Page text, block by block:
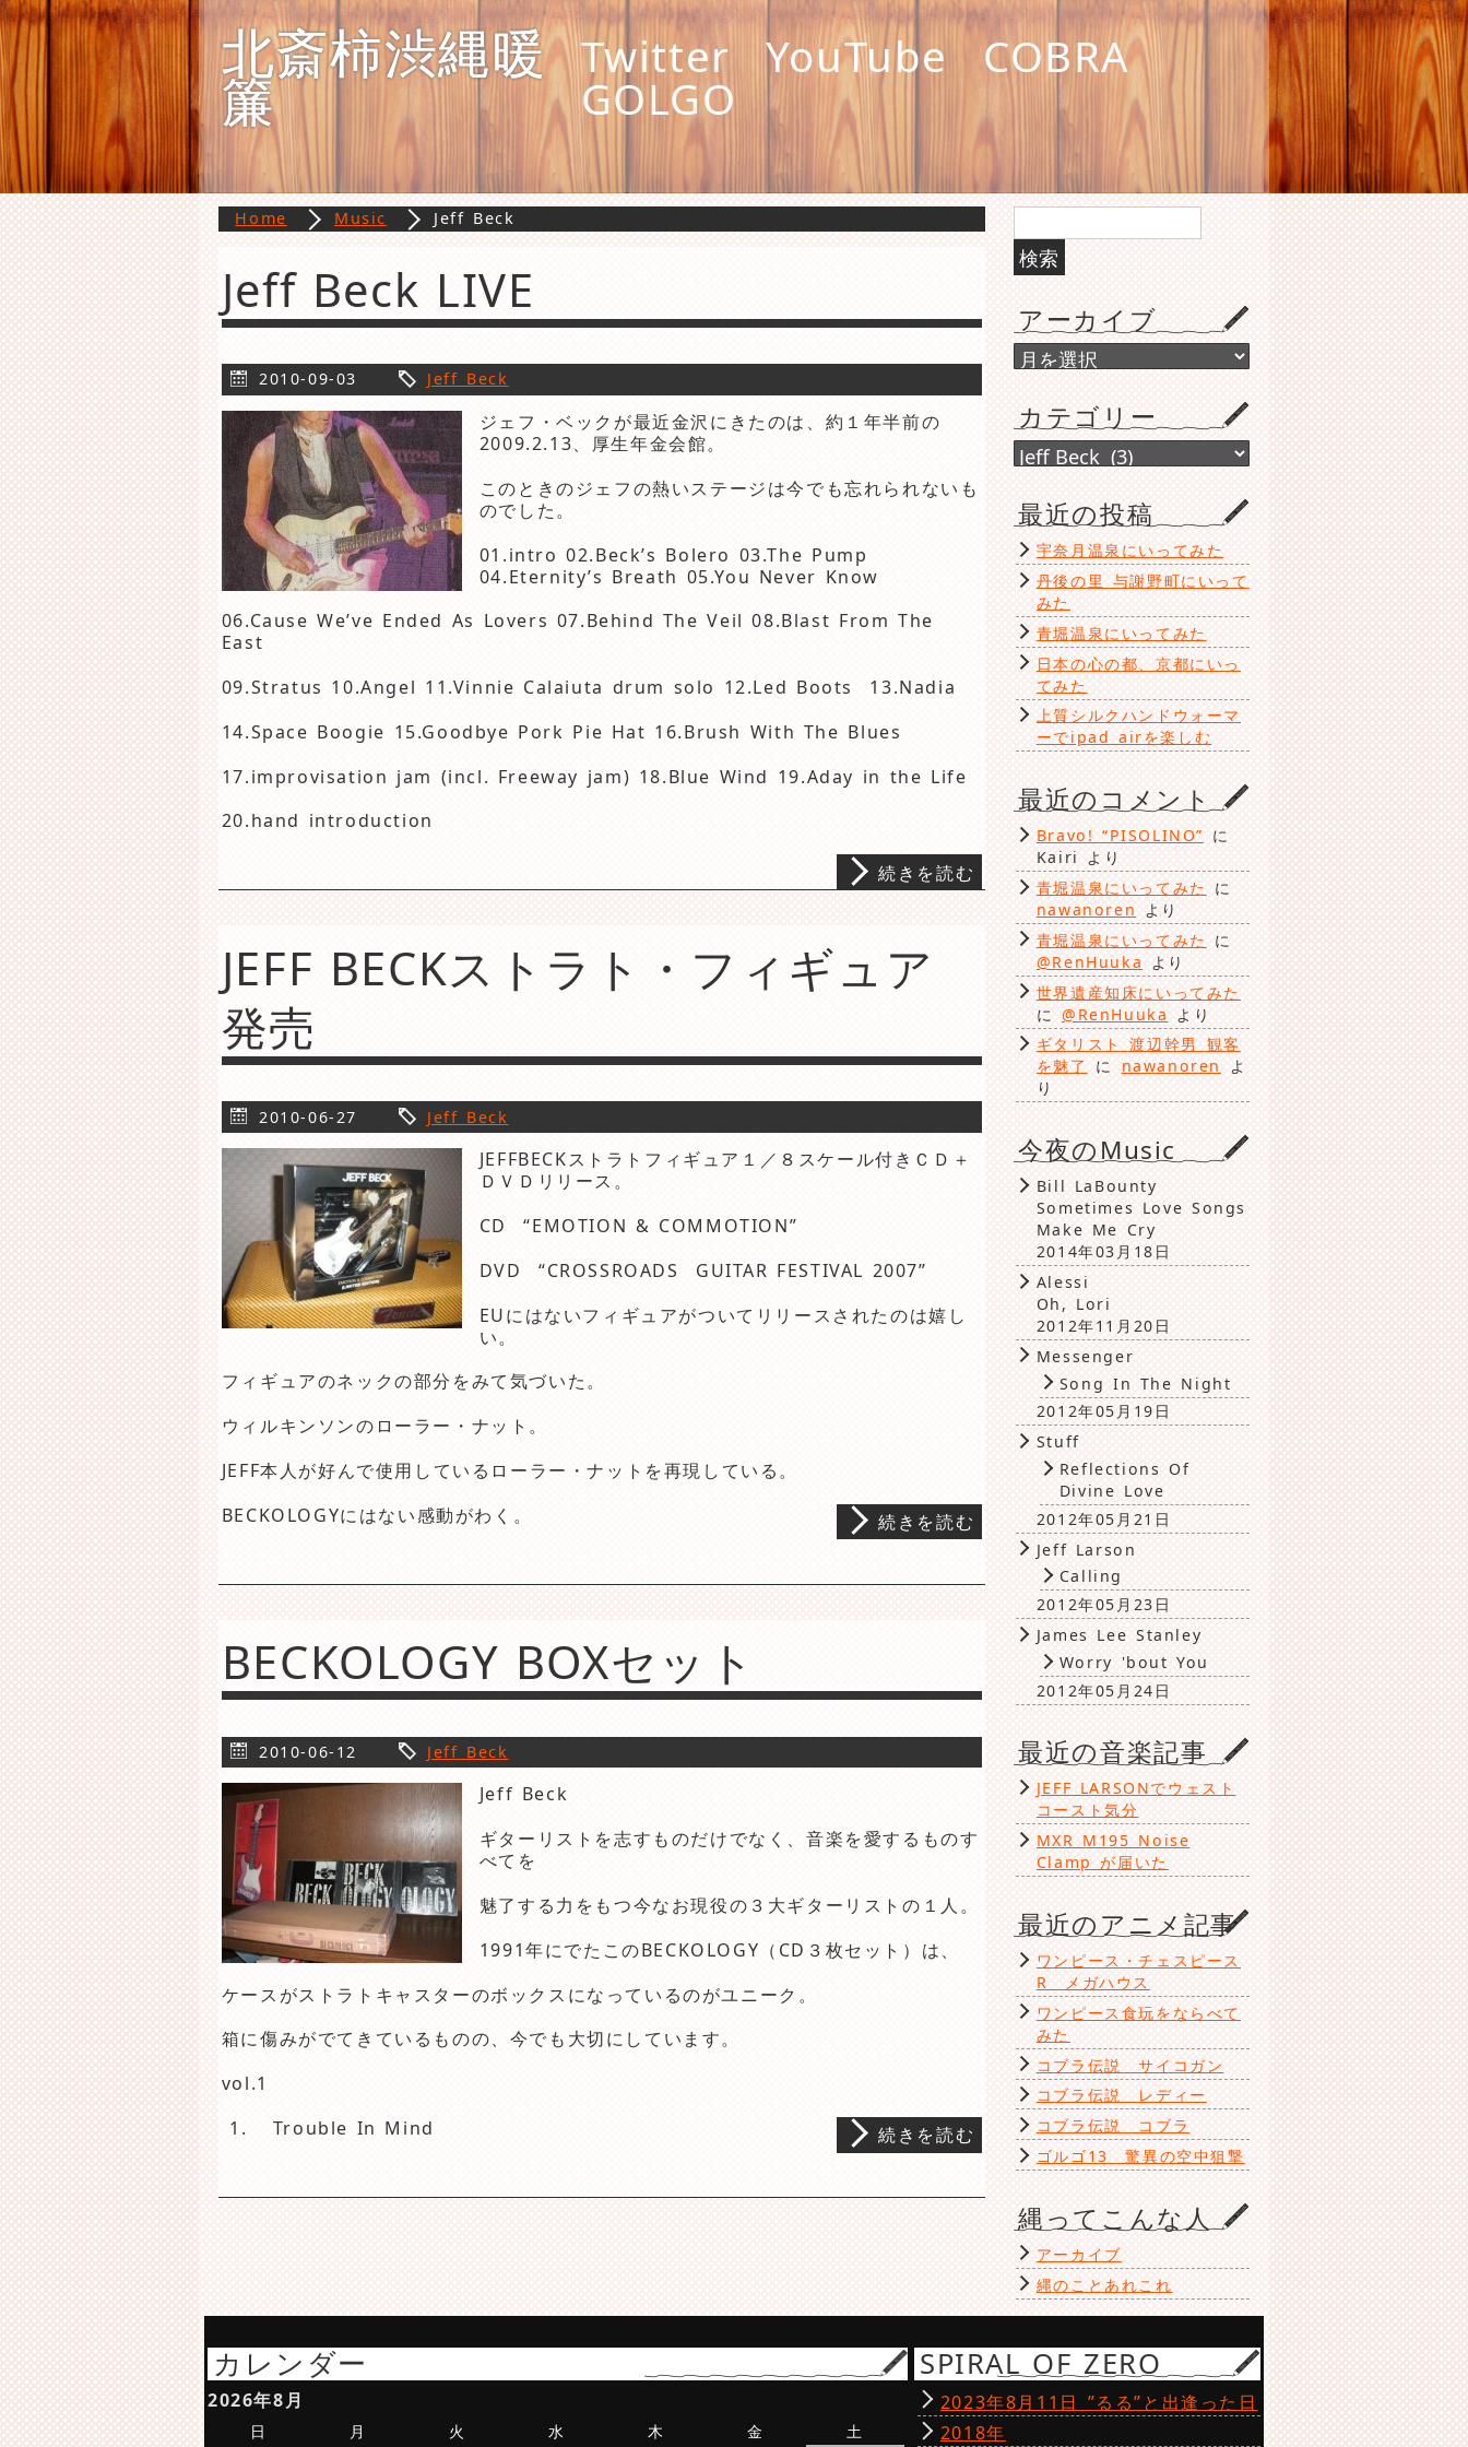
北斎柿渋縄暖
簾
Twitter YouTube COBRA
GOLGO
Home Music Jeff Beck
Jeff Beck LIVE
2010-09-03 Jeff Beck
ジェフ・ベックが最近金沢にきたのは、約１年半前の
2009.2.13、厚生年金会館。
このときのジェフの熱いステージは今でも忘れられないも
のでした。
01.intro 02.Beck’s Bolero 03.The Pump
04.Eternity’s Breath 05.You Never Know
06.Cause We’ve Ended As Lovers 07.Behind The Veil 08.Blast From The
East
09.Stratus 10.Angel 11.Vinnie Calaiuta drum solo 12.Led Boots 13.Nadia
14.Space Boogie 15.Goodbye Pork Pie Hat 16.Brush With The Blues
17.improvisation jam (incl. Freeway jam) 18.Blue Wind 19.Aday in the Life
20.hand introduction
続きを読む
JEFF BECKストラト・フィギュア
発売
2010-06-27 Jeff Beck
JEFFBECKストラトフィギュア１／８スケール付きＣＤ＋
ＤＶＤリリース。
CD “EMOTION & COMMOTION”
DVD “CROSSROADS GUITAR FESTIVAL 2007”
EUにはないフィギュアがついてリリースされたのは嬉し
い。
フィギュアのネックの部分をみて気づいた。
ウィルキンソンのローラー・ナット。
JEFF本人が好んで使用しているローラー・ナットを再現している。
BECKOLOGYにはない感動がわく。
続きを読む
BECKOLOGY BOXセット
2010-06-12 Jeff Beck
Jeff Beck
ギターリストを志すものだけでなく、音楽を愛するものす
べてを
魅了する力をもつ今なお現役の３大ギターリストの１人。
1991年にでたこのBECKOLOGY （ CD ３枚セット）は、
ケースがストラトキャスターのボックスになっているのがユニーク。
箱に傷みがでてきているものの、今でも大切にしています。
vol.1
1.
Trouble In Mind 続きを読む
索:
アーカイブ
ア
ー
イ
ブ
カテゴリー
カ
テ
リ
ー
最近の投稿
宇奈月温泉にいってみた
丹後の里 与謝野町にいって
みた
青堀温泉にいってみた
日本の心の都、京都にいっ
てみた
上質シルクハンドウォーマ
ーでipad airを楽しむ
最近のコメント
Bravo! “PISOLINO” に
Kairi より
青堀温泉にいってみた に
nawanoren より
青堀温泉にいってみた に
@RenHuuka
より
世界遺産知床にいってみた
に@RenHuuka
より
ギタリスト 渡辺幹男 観客
を魅了
に nawanoren
よ
り
今夜のMusic
Bill LaBounty
Sometimes Love Songs
Make Me Cry
2014年03月18日
Alessi
Oh, Lori
2012年11月20日
Messenger
Song In The Night
2012年05月19日
Stuff
Reflections Of
Divine Love
2012年05月21日
Jeff Larson
Calling
2012年05月23日
James Lee Stanley
Worry 'bout You
2012年05月24日
最近の音楽記事
JEFF LARSONでウェスト
コースト気分
MXR M195 Noise
Clamp が届いた
最近のアニメ記事
ワンピース・チェスピース
R メガハウス
ワンピース食玩をならべて
みた
コブラ伝説 サイコガン
コブラ伝説 レディー
コブラ伝説 コブラ
ゴルゴ13 驚異の空中狙撃
縄ってこんな人
アーカイブ
縄のことあれこれ
カレンダー
2026年8月
日 月 火 水 木 金 土
SPIRAL OF ZERO
2023年8月11日 ”るる”と出逢った日
2018年